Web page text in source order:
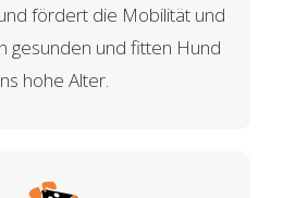
fördert die Mobilität und
gesunden und fitten Hund
hohe Alter.